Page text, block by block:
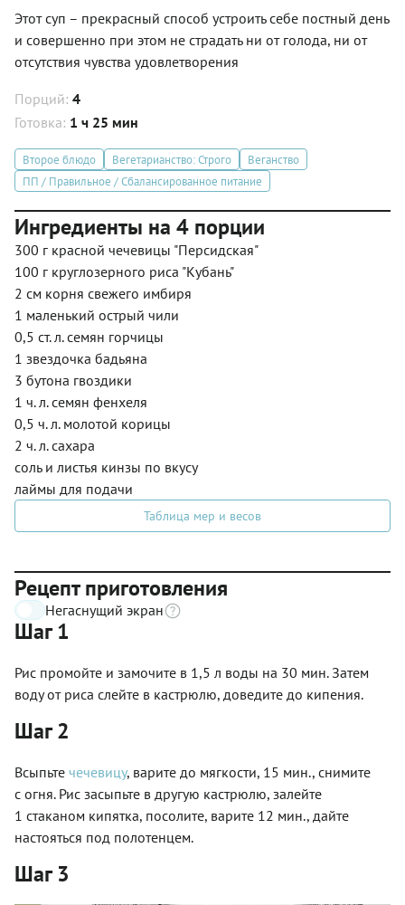
Этот суп – прекрасный способ устроить себе постный день
и совершенно при этом не страдать ни от голода, ни от
отсутствия чувства удовлетворения
Порций: 4
Готовка: 1 ч 25 мин
Второе блюдо Вегетарианство: Строго
Веганство
ПП / Правильное / Сбалансированное питание
Ингредиенты на 4 порции
300 г красной чечевицы "Персидская"
100 г круглозерного риса "Кубань"
2 см корня свежего имбиря
1 маленький острый чили
0,5 ст. л. семян горчицы
1 звездочка бадьяна
3 бутона гвоздики
1 ч. л. семян фенхеля
0,5 ч. л. молотой корицы
2 ч. л. сахара
соль и листья кинзы по вкусу
лаймы для подачи
Таблица мер и весов
Рецепт приготовления
Негаснущий экран
Шаг 1
Рис промойте и замочите в 1,5 л воды на 30 мин. Затем
воду от риса слейте в кастрюлю, доведите до кипения.
Шаг 2
Всыпьте чечевицу, варите до мягкости, 15 мин., снимите
с огня. Рис засыпьте в другую кастрюлю, залейте
1 стаканом кипятка, посолите, варите 12 мин., дайте
настояться под полотенцем.
Шаг 3